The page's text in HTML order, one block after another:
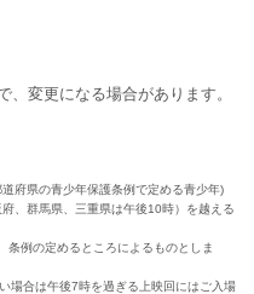
府県の青少年保護条例で定める青少年)
、群馬県、三重県は午後10時）を越える
条例の定めるところによるものとしま
場合は午後7時を過ぎる上映回にはご入場